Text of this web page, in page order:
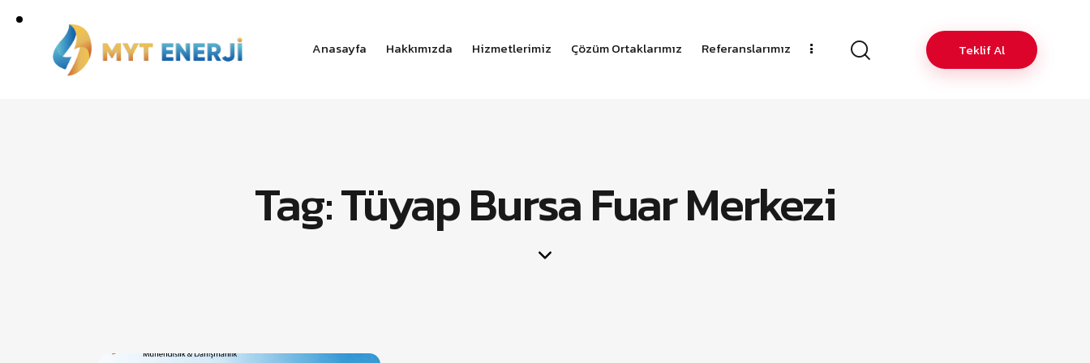
Anasayfa Hakkımızda Hizmetlerimiz Çözüm Ortaklarımız Referanslarımız Teklif Al
Tag: Tüyap Bursa Fuar Merkezi